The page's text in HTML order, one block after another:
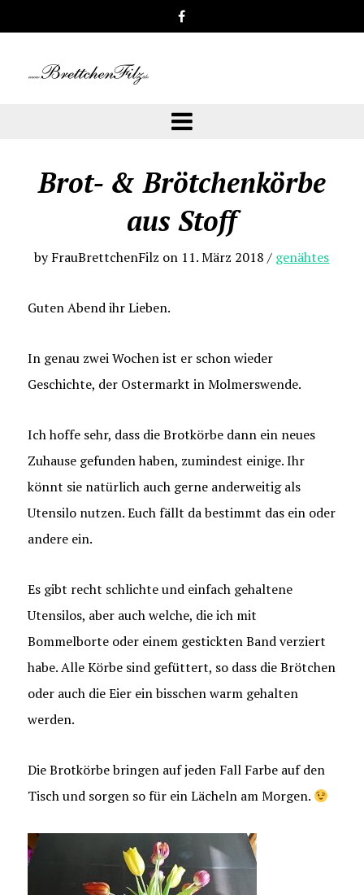
Brot- & Brötchenkörbe
aus Stoff
byFrauBrettchenFilz on 11. März 2018 / genähtes
Guten Abend ihr Lieben.
In genau zwei Wochen ist er schon wieder
Geschichte, der Ostermarkt in Molmerswende.
Ich hoffe sehr, dass die Brotkörbe dann ein neues
Zuhause gefunden haben, zumindest einige. Ihr
könnt sie natürlich auch gerne anderweitig als
Utensilo nutzen. Euch fällt da bestimmt das ein oder
andere ein.
Es gibt recht schlichte und einfach gehaltene
Utensilos, aber auch welche, die ich mit
Bommelborte oder einem gestickten Band verziert
habe. Alle Körbe sind gefüttert, so dass die Brötchen
oder auch die Eier ein bisschen warm gehalten
werden.
Die Brotkörbe bringen auf jeden Fall Farbe auf den
Tisch und sorgen so für ein Lächeln am Morgen.